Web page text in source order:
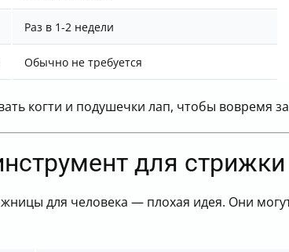
Раз в 1-2 недели
Обычно не требуется
когти и подушечки лап, чтобы вовремя
для стрижки
для человека — плохая идея. Они